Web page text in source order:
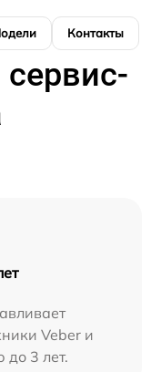
Контакты
Veber и
до 3 лет.